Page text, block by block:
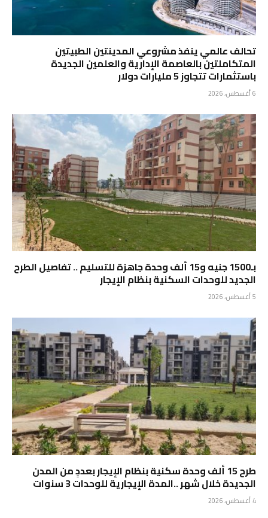
تحالف عالمي ينفذ مشروعي المدينتين الطبيتين
المتكاملتين بالعاصمة الإدارية والعلمين الجديدة
باستثمارات تتجاوز 5 مليارات دولار
6 أغسطس، 2026
بـ1500 جنيه و15 ألف وحدة جاهزة للتسليم .. تفاصيل الطرح
الجديد للوحدات السكنية بنظام الإيجار
5 أغسطس، 2026
طرح 15 ألف وحدة سكنية بنظام الإيجار بعددٍ من المدن
الجديدة خلال شهر ..المدة الإيجارية للوحدات 3 سنوات
4 أغسطس، 2026